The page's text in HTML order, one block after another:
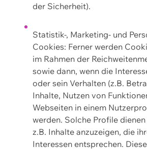
der Sicherheit).
Statistik-, Marketing- und
Cookies: Ferner werden
im Rahmen der
sowie dann, wenn die
oder sein Verhalten (z.B.
Inhalte, Nutzen von
Webseiten in einem
werden. Solche Profile
z.B. Inhalte anzuzeigen, die
Interessen entsprechen.